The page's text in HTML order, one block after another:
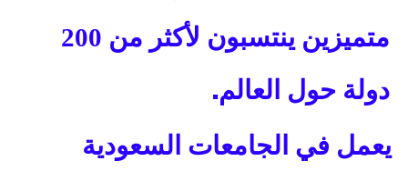
متميزين ينتسبون لأكثر من 200
دولة حول العالم.
يعمل في الجامعات السعودية